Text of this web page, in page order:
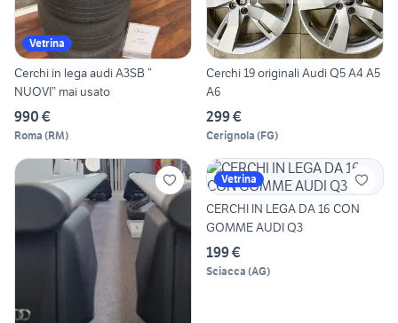
Vetrina
Cerchi in lega audi A3SB “
NUOVI” mai usato
990 €
Roma (RM)
Cerchi 19 originali Audi Q5 A4 A5
A6
299 €
Cerignola (FG)
Vetrina
CERCHI IN LEGA DA 16 CON
GOMME AUDI Q3
199 €
Sciacca (AG)